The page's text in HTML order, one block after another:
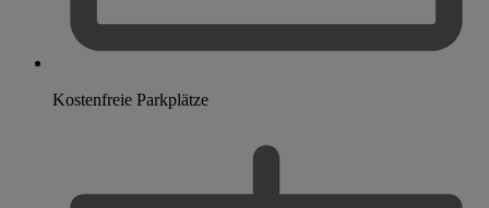
Kostenfreie Parkplätze